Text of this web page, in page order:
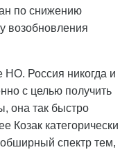
по снижению
возобновления
Россия никогда и
с целью получить
она так быстро
Козак категорически
спектр тем,